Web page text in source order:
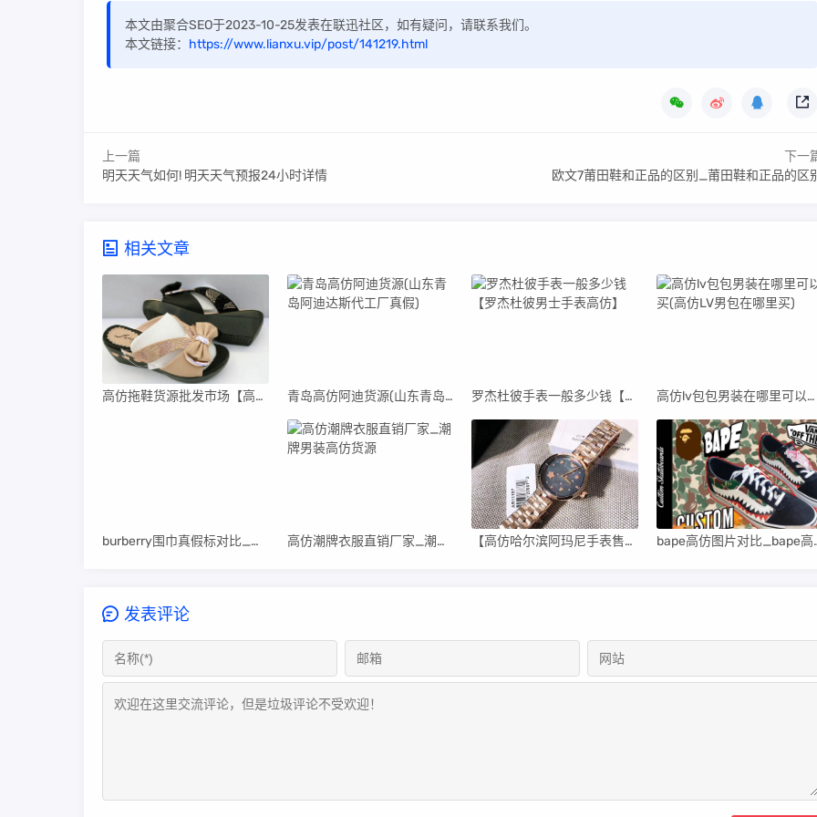
本文由聚合SEO于2023-10-25发表在联迅社区，如有疑问，请联系我们。
本文链接： https://www.lianxu.vip/post/141219.html
上一篇
明天天气如何! 明天天气预报24小时详情
下一
欧文7莆田鞋和正品的区别_莆田鞋和正品的区
相关文章
高仿拖鞋货源批发市场【高仿拖鞋货源批发市场在哪里】 青岛高仿阿迪货源(山东青岛阿迪达斯代工厂真假) 罗杰杜彼手表一般多少钱【罗杰杜彼男士手表高仿】 高仿lv包包男装在哪里可以买(高仿LV男包在哪里买)
burberry围巾真假标对比_高仿burberry围巾 高仿潮牌衣服直销厂家_潮牌男装高仿货源 【高仿哈尔滨阿玛尼手表售后维修中心】 bape高
发表评论